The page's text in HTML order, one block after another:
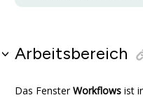
Arbeitsbereich
Das FensterWorkflows ist